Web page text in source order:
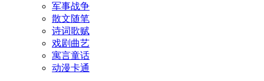
军事战争
散文随笔
诗词歌赋
戏剧曲艺
寓言童话
动漫卡通